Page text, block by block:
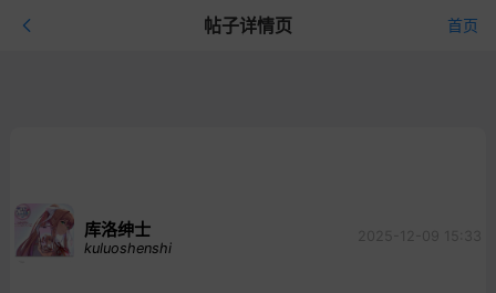
帖子详情页 首页
库洛绅士
kuluoshenshi